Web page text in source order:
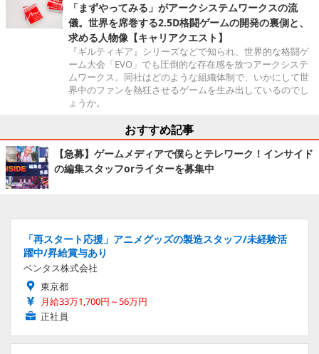
「まずやってみる」がアークシステムワークスの流
儀。世界を席巻する2.5D格闘ゲームの開発の裏側と、
求める人物像【キャリアクエスト】
『ギルティギア』シリーズなどで知られ、世界的な格闘ゲ
ーム大会「EVO」でも圧倒的な存在感を放つアークシステ
ムワークス。同社はどのような組織体制で、いかにして世
界中のファンを熱狂させるゲームを生み出しているのでし
ょうか。
おすすめ記事
【急募】ゲームメディアで僕らとテレワーク！インサイド
の編集スタッフorライターを募集中
「再スタート応援」アニメグッズの製造スタッフ/未経験活
躍中/昇給賞与あり
ベンタス株式会社
東京都
月給33万1,700円～56万円
正社員